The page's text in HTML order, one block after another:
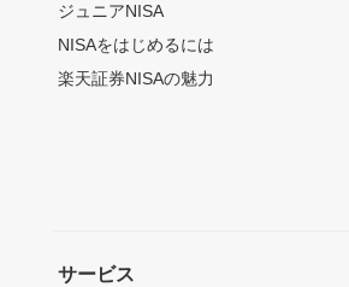
ジュニアNISA
NISAをはじめるには
楽天証券NISAの魅力
サービス